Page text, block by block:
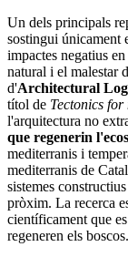
Un dels principals
sostingui únicament
impactes negatius
natural i el malestar
d'Architectural
títol de Tectonics
l'arquitectura no
que regenerin
mediterranis i
mediterranis de
sistemes
pròxim. La recerca
científicament que
regeneren els boscos.